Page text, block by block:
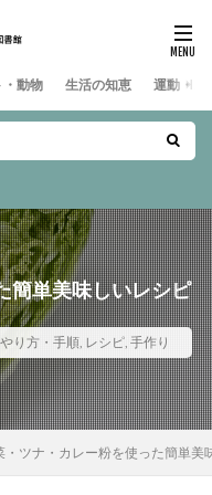
・動物 生活の知恵 運動・ス
簡単美味しいレシピ
やり方・手順, レシピ, 手作り
・ツナ・カレー粉を使った簡単美